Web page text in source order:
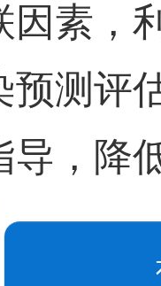
因素，
预测评
导，降